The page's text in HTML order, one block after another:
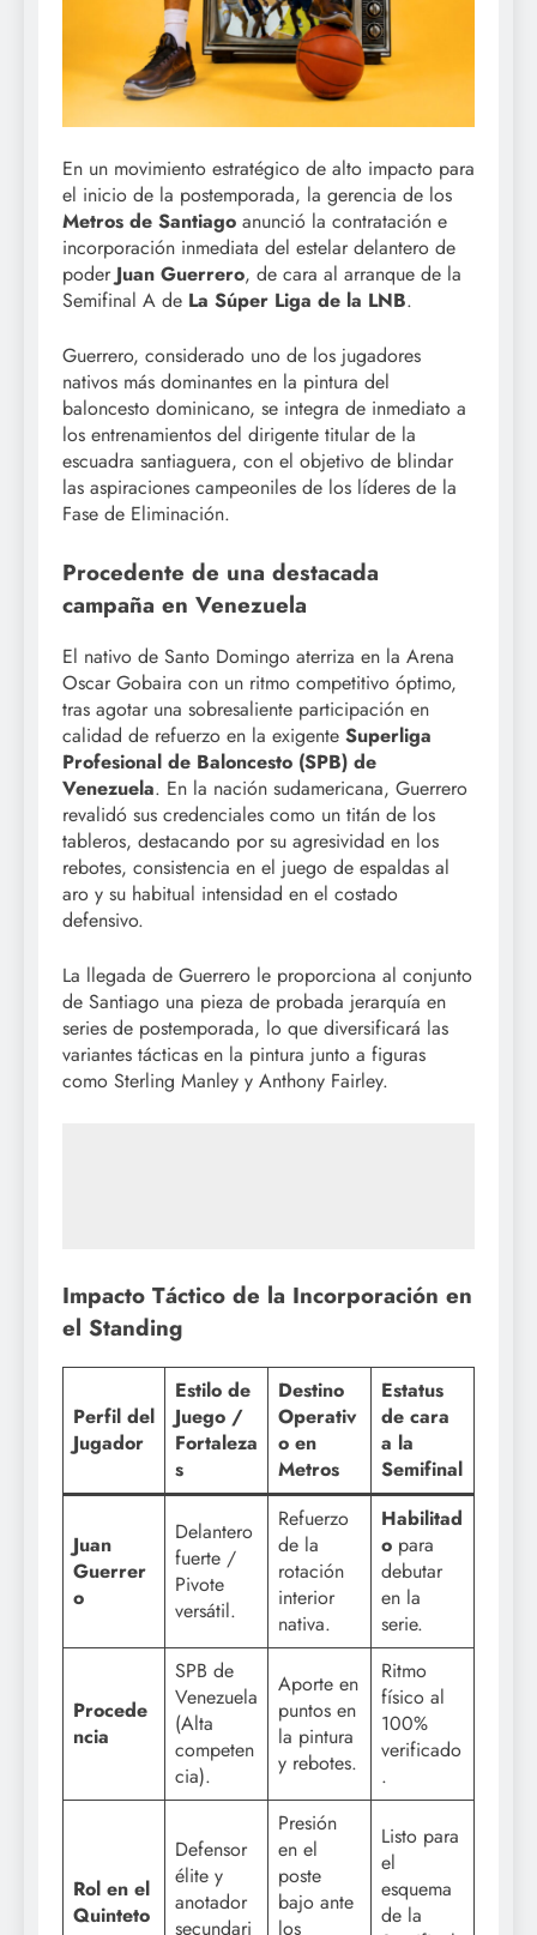
En un movimiento estratégico de alto impacto para
el inicio de la postemporada, la gerencia de los
Metros de Santiago anunció la contratación e
incorporación inmediata del estelar delantero de
poder Juan Guerrero, de cara al arranque de la
Semifinal A de La Súper Liga de la LNB.
Guerrero, considerado uno de los jugadores
nativos más dominantes en la pintura del
baloncesto dominicano, se integra de inmediato a
los entrenamientos del dirigente titular de la
escuadra santiaguera, con el objetivo de blindar
las aspiraciones campeoniles de los líderes de la
Fase de Eliminación.
Procedente de una destacada
campaña en Venezuela
El nativo de Santo Domingo aterriza en la Arena
Oscar Gobaira con un ritmo competitivo óptimo,
tras agotar una sobresaliente participación en
calidad de refuerzo en la exigente Superliga
Profesional de Baloncesto (SPB) de
Venezuela. En la nación sudamericana, Guerrero
revalidó sus credenciales como un titán de los
tableros, destacando por su agresividad en los
rebotes, consistencia en el juego de espaldas al
aro y su habitual intensidad en el costado
defensivo.
La llegada de Guerrero le proporciona al conjunto
de Santiago una pieza de probada jerarquía en
series de postemporada, lo que diversificará las
variantes tácticas en la pintura junto a figuras
como Sterling Manley y Anthony Fairley.
Impacto Táctico de la Incorporación en
el Standing
Perfil del
Jugador
Estilo de
Juego /
Fortaleza
s
Destino
Operativ
o en
Metros
Estatus
de cara
a la
Semifinal
Juan
Guerrer
o
Delantero
fuerte /
Pivote
versátil.
Refuerzo
de la
rotación
interior
nativa.
Habilitad
o para
debutar
en la
serie.
Procede
ncia
SPB de
Venezuela
(Alta
competen
cia).
Aporte en
puntos en
la pintura
y rebotes.
Ritmo
físico al
100%
verificado
.
Rol en el
Quinteto
Defensor
élite y
anotador
secundari
Presión
en el
poste
bajo ante
los
Listo para
el
esquema
de la